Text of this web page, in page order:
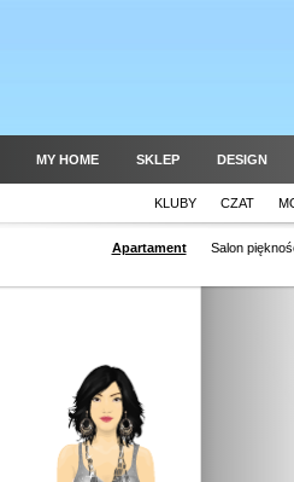
MY HOME SKLEP DESIGN
KLUBY CZAT
Apartament Salon